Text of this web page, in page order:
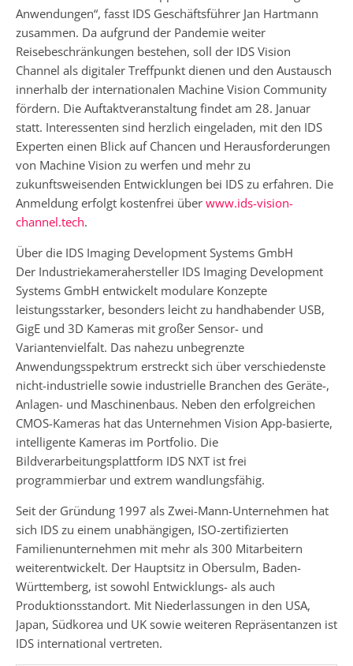
Anwendungen“, fasst IDS Geschäftsführer Jan Hartmann
zusammen. Da aufgrund der Pandemie weiter
Reisebeschränkungen bestehen, soll der IDS Vision
Channel als digitaler Treffpunkt dienen und den Austausch
innerhalb der internationalen Machine Vision Community
fördern. Die Auftaktveranstaltung findet am 28. Januar
statt. Interessenten sind herzlich eingeladen, mit den IDS
Experten einen Blick auf Chancen und Herausforderungen
von Machine Vision zu werfen und mehr zu
zukunftsweisenden Entwicklungen bei IDS zu erfahren. Die
Anmeldung erfolgt kostenfrei über www.ids-vision-
channel.tech.
Über die IDS Imaging Development Systems GmbH
Der Industriekamerahersteller IDS Imaging Development
Systems GmbH entwickelt modulare Konzepte
leistungsstarker, besonders leicht zu handhabender USB,
GigE und 3D Kameras mit großer Sensor- und
Variantenvielfalt. Das nahezu unbegrenzte
Anwendungsspektrum erstreckt sich über verschiedenste
nicht-industrielle sowie industrielle Branchen des Geräte-,
Anlagen- und Maschinenbaus. Neben den erfolgreichen
CMOS-Kameras hat das Unternehmen Vision App-basierte,
intelligente Kameras im Portfolio. Die
Bildverarbeitungsplattform IDS NXT ist frei
programmierbar und extrem wandlungsfähig.
Seit der Gründung 1997 als Zwei-Mann-Unternehmen hat
sich IDS zu einem unabhängigen, ISO-zertifizierten
Familienunternehmen mit mehr als 300 Mitarbeitern
weiterentwickelt. Der Hauptsitz in Obersulm, Baden-
Württemberg, ist sowohl Entwicklungs- als auch
Produktionsstandort. Mit Niederlassungen in den USA,
Japan, Südkorea und UK sowie weiteren Repräsentanzen ist
IDS international vertreten.